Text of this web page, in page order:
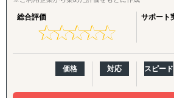
代行）、商談会・ポップアップイベン
B2B深耕：
新規アプローチ継続、契約締結アドバ
買・代理店）
・調査/戦略から、現地パートナー発
ーション構築、M&A、海外営業/顧客
ジメントまで、一気通貫で支援
・グローバル企業から中堅/中小/スタ
で、企業規模を問わずに多様な海外進
リューションを提供
・B2B領域（商社/卸売/製造/自動車/物
総合評価
★★★★★
★★★★★
サポート
価格 対応 スピード